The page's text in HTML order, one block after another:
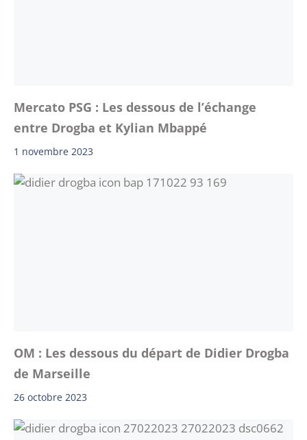
Mercato PSG : Les dessous de l’échange
entre Drogba et Kylian Mbappé
1 novembre 2023
OM : Les dessous du départ de Didier Drogba
de Marseille
26 octobre 2023